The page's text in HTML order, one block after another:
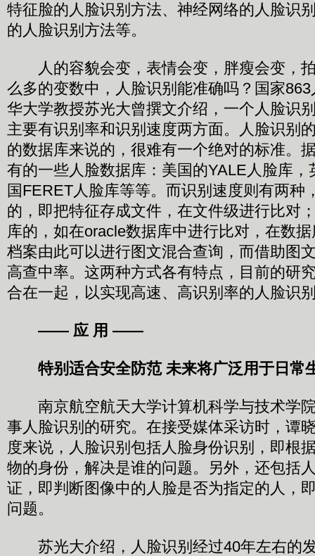
特征脸的人脸识别方法、神经网络的人脸识
的人脸识别方法等。
人的容貌会变，表情会变，胖瘦会变，
么多的变数中，人脸识别能准确吗？国家
华大学教授苏光大曾撰文介绍，一个人脸识
主要有识别率和识别速度两方面。人脸识别
的数据库来说的，很难有一个绝对的标准。
有的一些人脸数据库：美国的YALE人脸库
国FERET人脸库等等。而识别速度则有两种
的，即把特征存成文件，在文件级进行比对
库的，如在oracle数据库中进行比对，在数
档案由此可以进行图文混合查询，而借助图
高查中率。这两种方式各有特点，目前的研
合在一起，以实现高速、高识别率的人脸识
—— 应 用 ——
特别适合安全防范 未来将广泛用于日常
南京航空航天大学计算机科学与技术学
事人脸识别的研究。在接受媒体采访时，谭
度来说，人脸识别包括人脸身份识别，即根
物的身份，解决是谁的问题。另外，还包括
证，即判断图像中的人脸是否为指定的人，
问题。
苏光大介绍，人脸识别经过40年左右的